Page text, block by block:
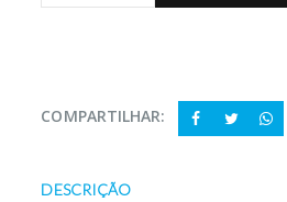
COMPARTILHAR:
DESCRIÇÃO